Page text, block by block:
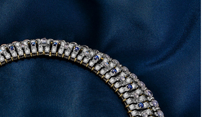
티파니 솔리스트™ 완벽한 웨딩 링 선택하기